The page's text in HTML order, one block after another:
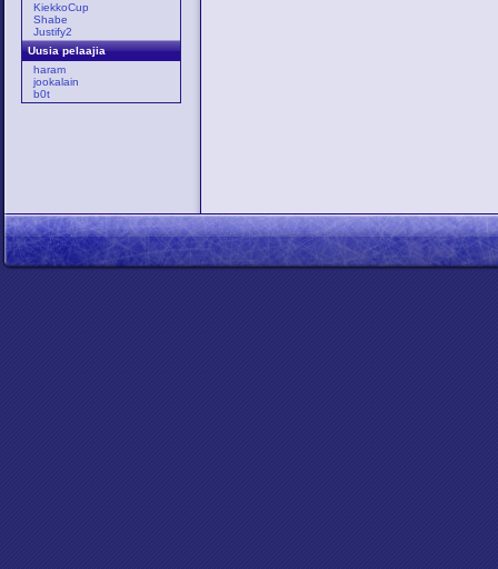
KiekkoCup
Shabe
Justify2
Uusia pelaajia
haram
jookalain
b0t